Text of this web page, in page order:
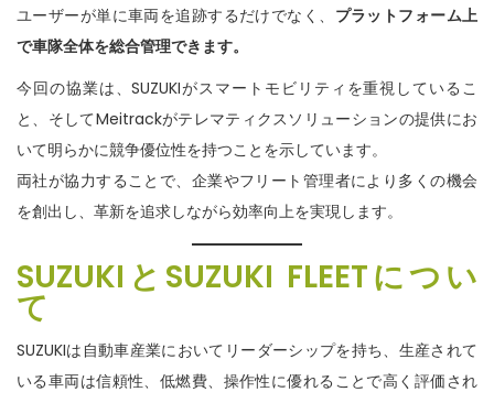
ユーザーが単に車両を追跡するだけでなく、 プラットフォーム上
で車隊全体を総合管理できます。
今回の協業は、SUZUKIがスマートモビリティを重視しているこ
と、そしてMeitrackがテレマティクスソリューションの提供にお
いて明らかに競争優位性を持つことを示しています。
両社が協力することで、企業やフリート管理者により多くの機会
を創出し、革新を追求しながら効率向上を実現します。
SUZUKI と SUZUKI FLEETについ
て
SUZUKIは自動車産業においてリーダーシップを持ち、生産されて
いる車両は信頼性、低燃費、操作性に優れることで高く評価され